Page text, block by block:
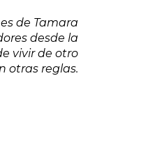
de Tamara
desde la
vivir de otro
otras reglas.